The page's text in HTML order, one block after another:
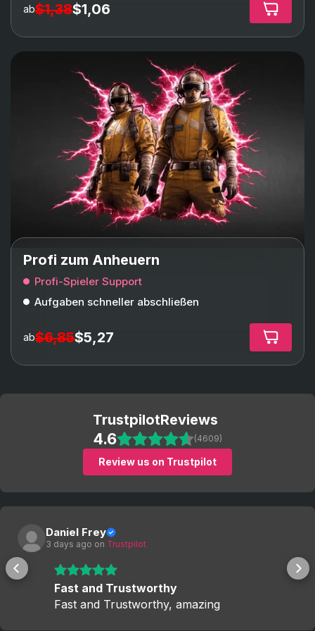
ab$1,38$1,06
Profi zum Anheuern
Profi-Spieler Support
Aufgaben schneller abschließen
ab$6,85$5,27
TrustpilotReviews
4.6 (4609)
Review us on Trustpilot
Daniel Frey
3 days ago on Trustpilot
Fast and Trustworthy
Fast and Trustworthy, amazing